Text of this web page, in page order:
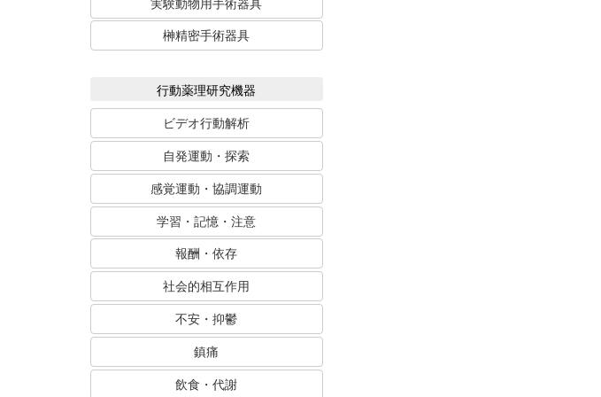
実験動物用手術器具
榊精密手術器具
行動薬理研究機器
ビデオ行動解析
自発運動・探索
感覚運動・協調運動
学習・記憶・注意
報酬・依存
社会的相互作用
不安・抑鬱
鎮痛
飲食・代謝